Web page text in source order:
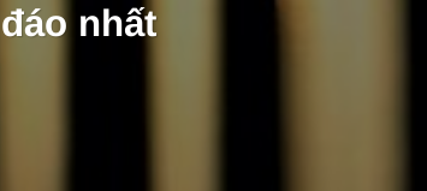
nhất